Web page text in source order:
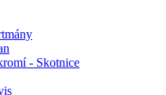
- Skotnice